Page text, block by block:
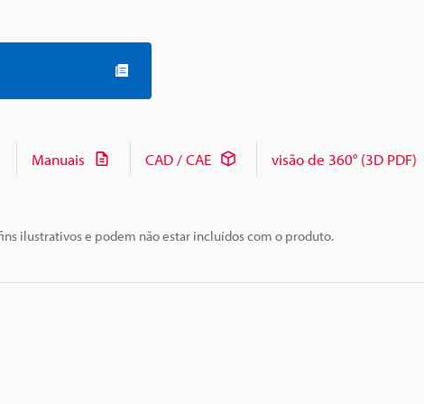
ilustrativos e podem não estar incluídos com o produto.
Manuais CAD / CAE visão de 360° (3D PDF)